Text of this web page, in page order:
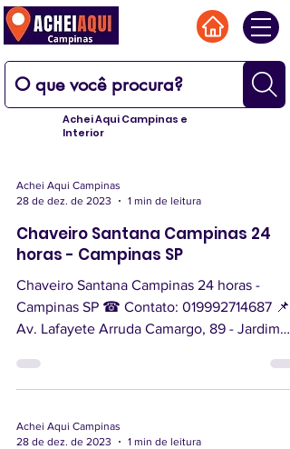
Achei Aqui Campinas e
Interior
Achei Aqui Campinas
28 de dez. de 2023
1 min de leitura
Chaveiro Santana Campinas 24
horas - Campinas SP
Chaveiro Santana Campinas 24 horas -
Campinas SP ☎ Contato: 019992714687 📌
Av. Lafayete Arruda Camargo, 89 - Jardim
Achei Aqui Campinas
28 de dez. de 2023
1 min de leitura